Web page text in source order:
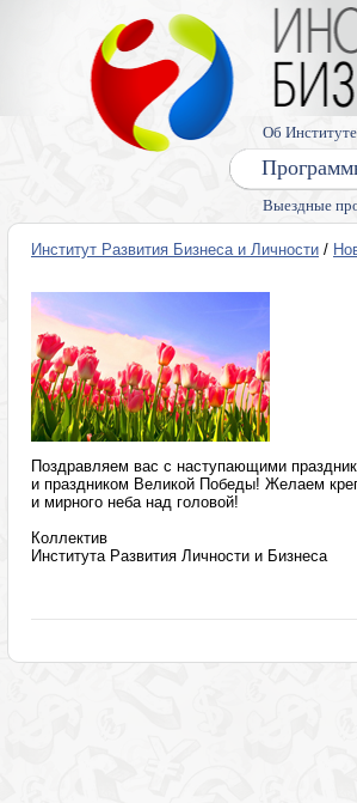
Выездные
Об Институте
Институт Развития Бизнеса и Личности /
Поздравляем вас с наступающими
и праздником Великой Победы! Желаем
и мирного неба над головой!
Коллектив
Института Развития Личности и Бизнеса